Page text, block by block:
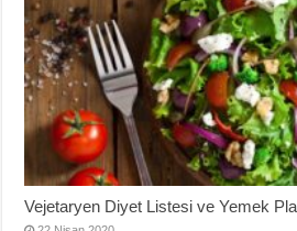
Vejetaryen Diyet Listesi ve Yemek